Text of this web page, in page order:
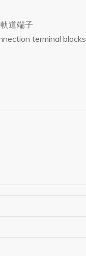
道端子
terminal blocks